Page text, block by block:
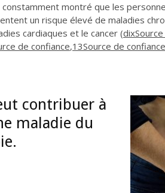
montré que les
un risque élevé de maladies
cardiaques et le cancer (dix
de confiance,13Source de confiance
contribuer à
maladie du